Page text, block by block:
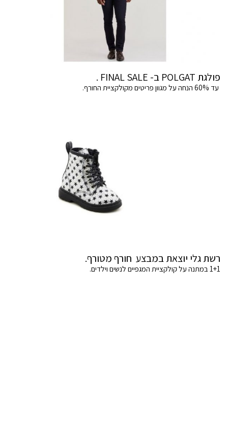
פולגת POLGAT ב- FINAL SALE .
עד 60% הנחה על מגוון פריטים מקולקציית החורף.
רשת גלי יוצאת במבצע חורף מטורף.
1+1 במתנה על קולקציית המגפיים לנשים וילדים.